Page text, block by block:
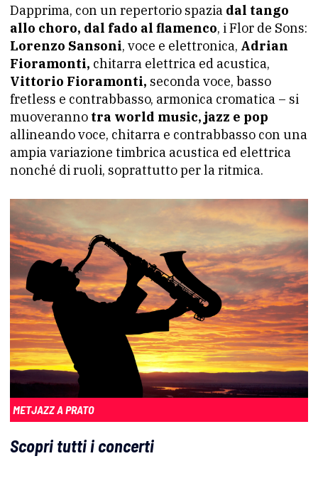
Dapprima, con un repertorio spazia dal tango
allo choro, dal fado al flamenco, i Flor de Sons:
Lorenzo Sansoni, voce e elettronica, Adrian
Fioramonti, chitarra elettrica ed acustica,
Vittorio Fioramonti, seconda voce, basso
fretless e contrabbasso, armonica cromatica – si
muoveranno tra world music, jazz e pop
allineando voce, chitarra e contrabbasso con una
ampia variazione timbrica acustica ed elettrica
nonché di ruoli, soprattutto per la ritmica.
METJAZZ A PRATO
Scopri tutti i concerti